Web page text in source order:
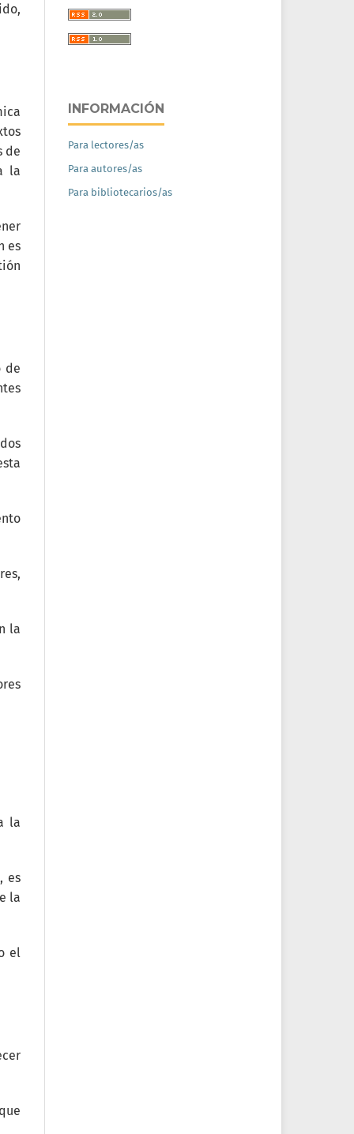
de
la
es
de
la
la
es
la
el
INFORMACIÓN
Para lectores/as
Para autores/as
Para bibliotecarios/as